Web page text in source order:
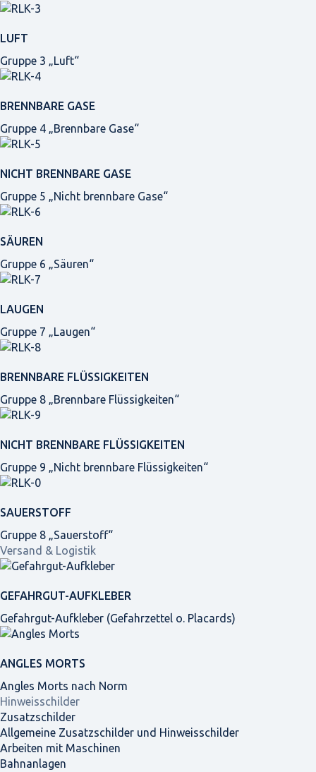
LUFT
Gruppe 3 „Luft“
BRENNBARE GASE
Gruppe 4 „Brennbare Gase“
NICHT BRENNBARE GASE
Gruppe 5 „Nicht brennbare Gase“
SÄUREN
Gruppe 6 „Säuren“
LAUGEN
Gruppe 7 „Laugen“
BRENNBARE FLÜSSIGKEITEN
Gruppe 8 „Brennbare Flüssigkeiten“
NICHT BRENNBARE FLÜSSIGKEITEN
Gruppe 9 „Nicht brennbare Flüssigkeiten“
SAUERSTOFF
Gruppe 8 „Sauerstoff“
Versand & Logistik
GEFAHRGUT-AUFKLEBER
Gefahrgut-Aufkleber (Gefahrzettel o. Placards)
ANGLES MORTS
Angles Morts nach Norm
Hinweisschilder
Zusatzschilder
Allgemeine Zusatzschilder und Hinweisschilder
Arbeiten mit Maschinen
Bahnanlagen